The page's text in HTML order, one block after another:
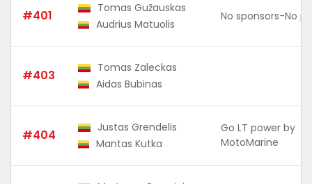
#401
Tomas Gužauskas
Audrius Matuolis
No sponsors-No
#403
Tomas Zaleckas
Aidas Bubinas
#404
Justas Grendelis
Mantas Kutka
Go LT power by
MotoMarine